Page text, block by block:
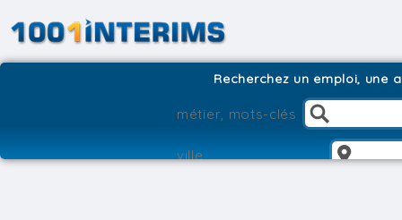
Recherchez un emploi, une